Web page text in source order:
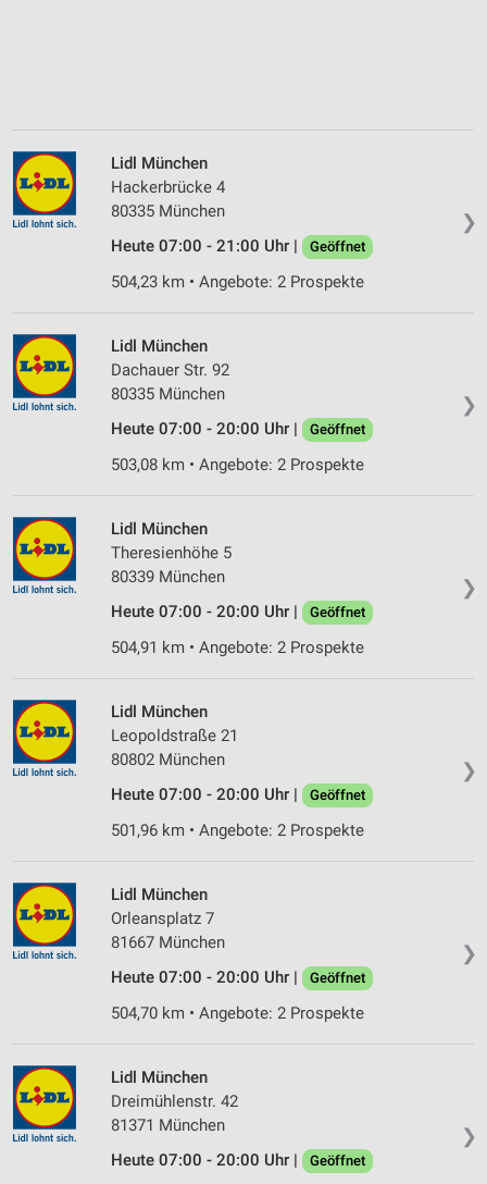
❯
Lidl München
Hackerbrücke 4
80335 München
Heute 07:00 - 21:00 Uhr |
Geöffnet
504,23 km • Angebote: 2 Prospekte
❯
Lidl München
Dachauer Str. 92
80335 München
Heute 07:00 - 20:00 Uhr |
Geöffnet
503,08 km • Angebote: 2 Prospekte
❯
Lidl München
Theresienhöhe 5
80339 München
Heute 07:00 - 20:00 Uhr |
Geöffnet
504,91 km • Angebote: 2 Prospekte
❯
Lidl München
Leopoldstraße 21
80802 München
Heute 07:00 - 20:00 Uhr |
Geöffnet
501,96 km • Angebote: 2 Prospekte
❯
Lidl München
Orleansplatz 7
81667 München
Heute 07:00 - 20:00 Uhr |
Geöffnet
504,70 km • Angebote: 2 Prospekte
❯
Lidl München
Dreimühlenstr. 42
81371 München
Heute 07:00 - 20:00 Uhr |
Geöffnet